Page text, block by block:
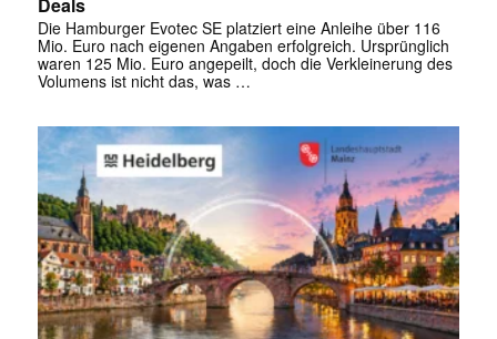
✕
Die Hamburger Evotec SE platziert eine Anleihe über 116
Mio. Euro nach eigenen Angaben erfolgreich. Ursprünglich
waren 125 Mio. Euro angepeilt, doch die Verkleinerung des
Volumens ist nicht das, was …